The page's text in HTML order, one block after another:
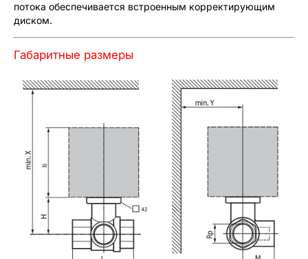
потока обеспечивается встроенным корректирующим
диском.
Габаритные размеры